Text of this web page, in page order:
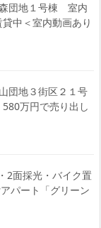
森団地１号棟 室内
中＜室内動画あり
団地３街区２１号
万円で売り出し
2面採光・バイク置
パート「グリーン